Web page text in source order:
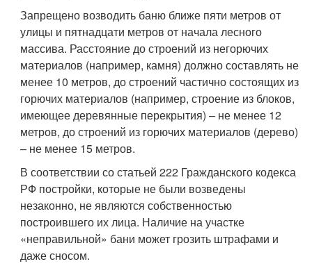
Запрещено возводить баню ближе пяти метров от
улицы и пятнадцати метров от начала лесного
массива. Расстояние до строений из негорючих
материалов (например, камня) должно составлять не
менее 10 метров, до строений частично состоящих из
горючих материалов (например, строение из блоков,
имеющее деревянные перекрытия) – не менее 12
метров, до строений из горючих материалов (дерево)
– не менее 15 метров.
В соответствии со статьей 222 Гражданского кодекса
РФ постройки, которые не были возведены
незаконно, не являются собственностью
построившего их лица. Наличие на участке
«неправильной» бани может грозить штрафами и
даже сносом.